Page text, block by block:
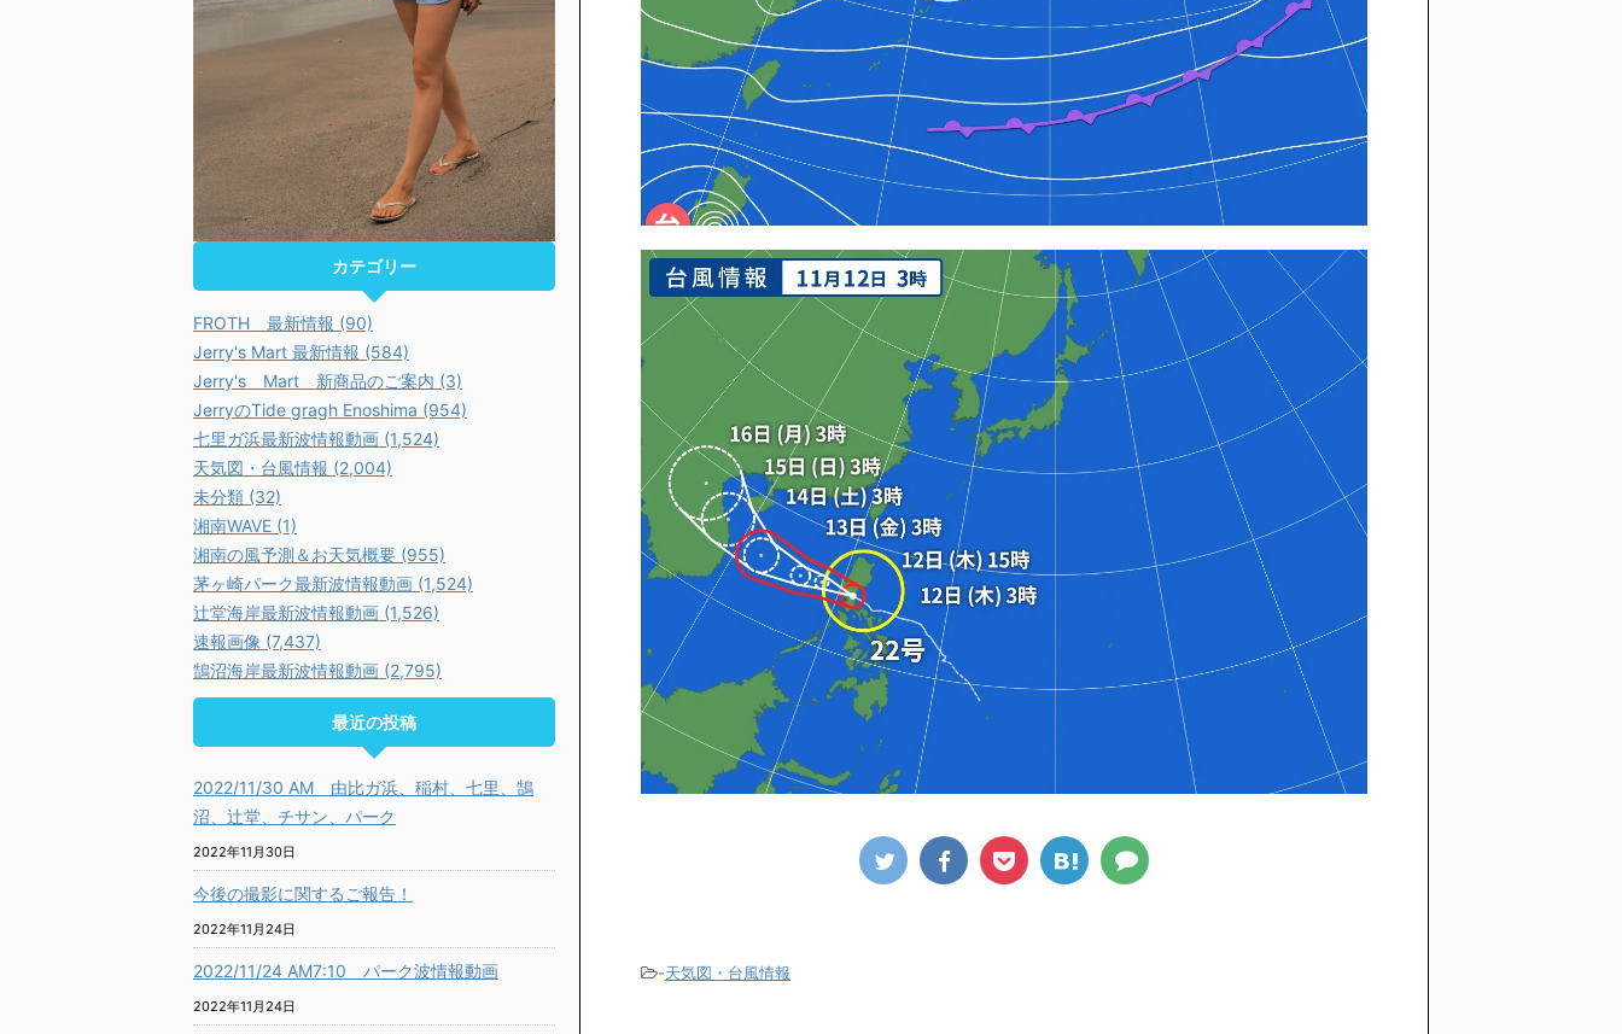
-天気図・台風情報
カテゴリー
FROTH 最新情報 (90)
Jerry's Mart 最新情報 (584)
Jerry's Mart 新商品のご案内 (3)
JerryのTide gragh Enoshima (954)
七里ガ浜最新波情報動画 (1,524)
天気図・台風情報 (2,004)
未分類 (32)
湘南WAVE (1)
湘南の風予測＆お天気概要 (955)
茅ヶ崎パーク最新波情報動画 (1,524)
辻堂海岸最新波情報動画 (1,526)
速報画像 (7,437)
鵠沼海岸最新波情報動画 (2,795)
最近の投稿
2022/11/30 AM 由比ガ浜、稲村、七里、鵠
沼、辻堂、チサン、パーク
2022年11月30日
今後の撮影に関するご報告！
2022年11月24日
2022/11/24 AM7:10 パーク波情報動画
2022年11月24日